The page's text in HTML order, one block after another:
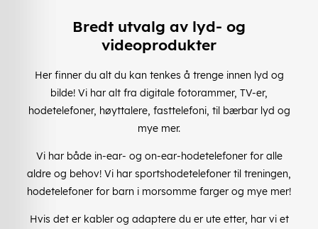
Bredt utvalg av lyd- og
videoprodukter
Her finner du alt du kan tenkes å trenge innen lyd og
bilde! Vi har alt fra digitale fotorammer, TV-er,
hodetelefoner, høyttalere, fasttelefoni, til bærbar lyd og
mye mer.
Vi har både in-ear- og on-ear-hodetelefoner for alle
aldre og behov! Vi har sportshodetelefoner til treningen,
hodetelefoner for barn i morsomme farger og mye mer!
Hvis det er kabler og adaptere du er ute etter, har vi et